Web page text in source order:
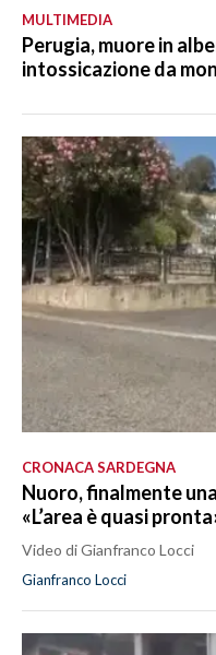
MULTIMEDIA
Perugia, muore in
intossicazione da
CRONACA SARDEGNA
Nuoro, finalmente
«L’area è quasi
Video di Gianfranco Locci
Gianfranco Locci